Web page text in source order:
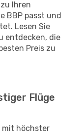
Ihren
BBP passt und
Lesen Sie
entdecken, die
Preis zu
Flüge
mit höchster